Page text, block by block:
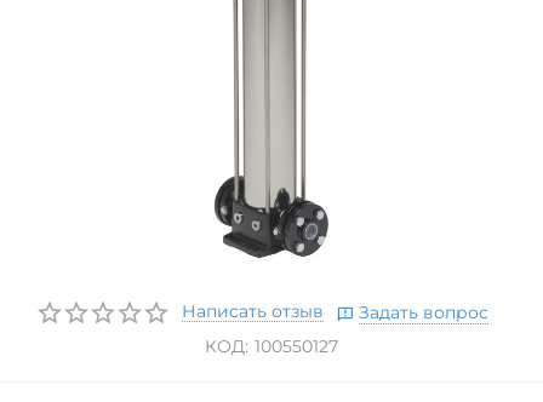
Написать отзыв
Задать вопрос
КОД: 100550127